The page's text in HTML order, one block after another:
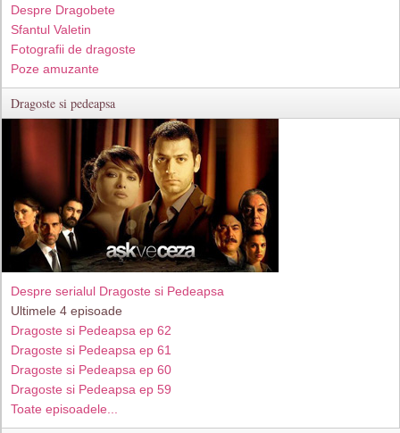
Despre Dragobete
Sfantul Valetin
Fotografii de dragoste
Poze amuzante
Dragoste si pedeapsa
Despre serialul Dragoste si Pedeapsa
Ultimele 4 episoade
Dragoste si Pedeapsa ep 62
Dragoste si Pedeapsa ep 61
Dragoste si Pedeapsa ep 60
Dragoste si Pedeapsa ep 59
Toate episoadele...